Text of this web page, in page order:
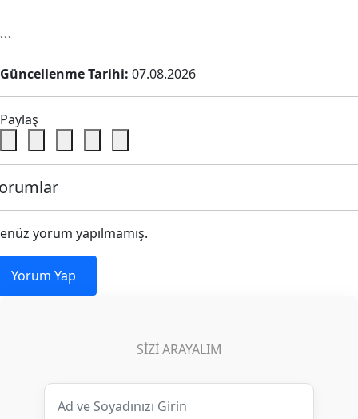
```
Güncellenme Tarihi: 07.08.2026
Paylaş
yorum yapılmamış.
Yorum Yap
SIZI ARAYALIM